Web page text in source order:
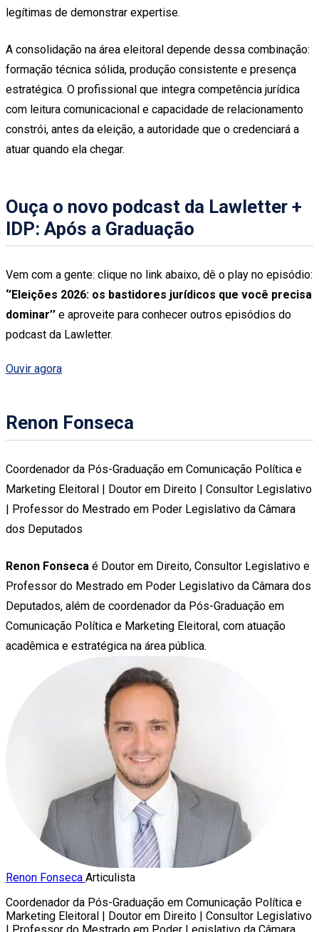
legítimas de demonstrar expertise.
A consolidação na área eleitoral depende dessa combinação:
formação técnica sólida, produção consistente e presença
estratégica. O profissional que integra competência jurídica
com leitura comunicacional e capacidade de relacionamento
constrói, antes da eleição, a autoridade que o credenciará a
atuar quando ela chegar.
Ouça o novo podcast da Lawletter +
IDP: Após a Graduação
Vem com a gente: clique no link abaixo, dê o play no episódio:
‘’Eleições 2026: os bastidores jurídicos que você precisa
dominar’’ e aproveite para conhecer outros episódios do
podcast da Lawletter.
Ouvir agora
Renon Fonseca
Coordenador da Pós-Graduação em Comunicação Política e
Marketing Eleitoral | Doutor em Direito | Consultor Legislativo
| Professor do Mestrado em Poder Legislativo da Câmara
dos Deputados
Renon Fonseca é Doutor em Direito, Consultor Legislativo e
Professor do Mestrado em Poder Legislativo da Câmara dos
Deputados, além de coordenador da Pós-Graduação em
Comunicação Política e Marketing Eleitoral, com atuação
acadêmica e estratégica na área pública.
Renon Fonseca Articulista
Coordenador da Pós-Graduação em Comunicação Política e
Marketing Eleitoral | Doutor em Direito | Consultor Legislativo
| Professor do Mestrado em Poder Legislativo da Câmara